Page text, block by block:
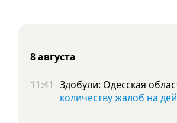
8 августа
11:41 Здобули: Одесская
количеству жалоб на